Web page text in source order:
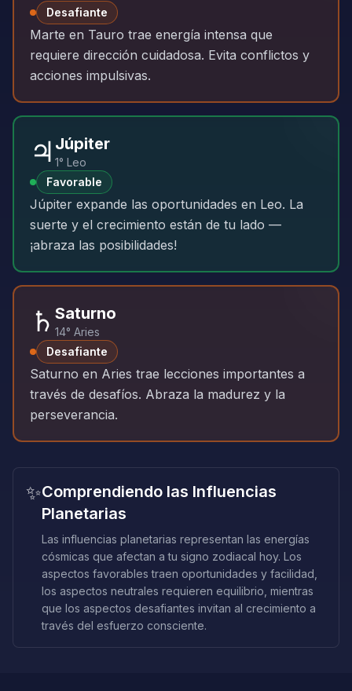
Desafiante
Marte en Tauro trae energía intensa que
requiere dirección cuidadosa. Evita conflictos y
acciones impulsivas.
♃ Júpiter
1° Leo
Favorable
Júpiter expande las oportunidades en Leo. La
suerte y el crecimiento están de tu lado —
¡abraza las posibilidades!
♄ Saturno
14° Aries
Desafiante
Saturno en Aries trae lecciones importantes a
través de desafíos. Abraza la madurez y la
perseverancia.
✨Comprendiendo las Influencias
Planetarias
Las influencias planetarias representan las energías
cósmicas que afectan a tu signo zodiacal hoy. Los
aspectos favorables traen oportunidades y facilidad,
los aspectos neutrales requieren equilibrio, mientras
que los aspectos desafiantes invitan al crecimiento a
través del esfuerzo consciente.